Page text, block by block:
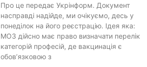
Про це передає Укрінформ. Документ
насправді надійде, ми очікуємо, десь у
понеділок на його реєстрацію. Ідея яка:
МОЗ дійсно має право визначати перелік
категорій професій, де вакцинація є
обов’язковою з